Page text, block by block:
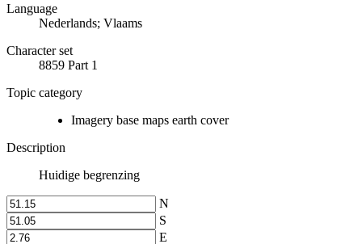
Language
Nederlands; Vlaams
Character set
8859 Part 1
Topic category
Imagery base maps earth cover
Description
Huidige begrenzing
N
S
E